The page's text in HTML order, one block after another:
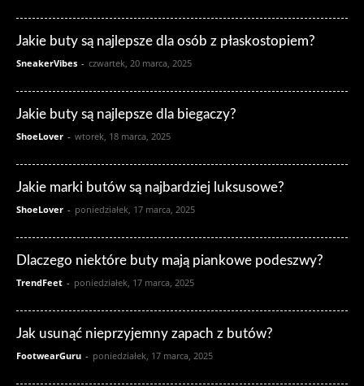
Jakie buty są najlepsze dla osób z płaskostopiem?
SneakerVibes - czwartek, 20 marca, 2025
Jakie buty są najlepsze dla biegaczy?
ShoeLover - wtorek, 18 marca, 2025
Jakie marki butów są najbardziej luksusowe?
ShoeLover - poniedziałek, 17 marca, 2025
Dlaczego niektóre buty mają piankowe podeszwy?
TrendFeet - poniedziałek, 17 marca, 2025
Jak usunąć nieprzyjemny zapach z butów?
FootwearGuru - poniedziałek, 17 marca, 2025